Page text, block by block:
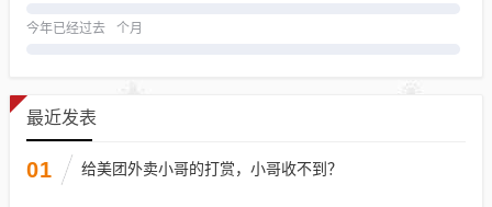
今年已经过去 个月
最近发表
01 给美团外卖小哥的打赏，小哥收不到？